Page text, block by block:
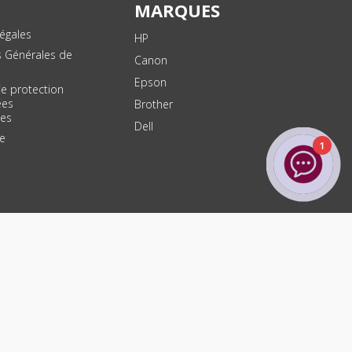
Générales de
protection
MARQUES
HP
Canon
Epson
Brother
Dell
1